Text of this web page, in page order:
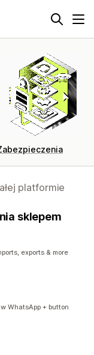
platformie
sklepem
exports & more
WhatsApp + button